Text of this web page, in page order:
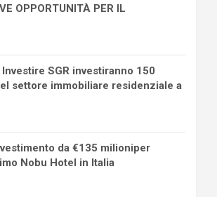
OPPORTUNITÀ PER IL
SGR investiranno 150
settore immobiliare residenziale a
da €135 milioniper
Nobu Hotel in Italia